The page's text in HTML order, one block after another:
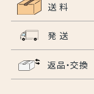
送 料
発 送
返品・交換